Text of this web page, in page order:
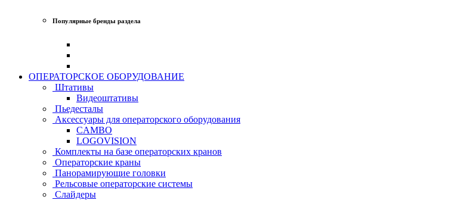
Популярные бренды раздела
ОПЕРАТОРСКОЕ ОБОРУДОВАНИЕ
Штативы
Видеоштативы
Пьедесталы
Аксессуары для операторского оборудования
CAMBO
LOGOVISION
Комплекты на базе операторских кранов
Операторские краны
Панорамирующие головки
Рельсовые операторские системы
Слайдеры